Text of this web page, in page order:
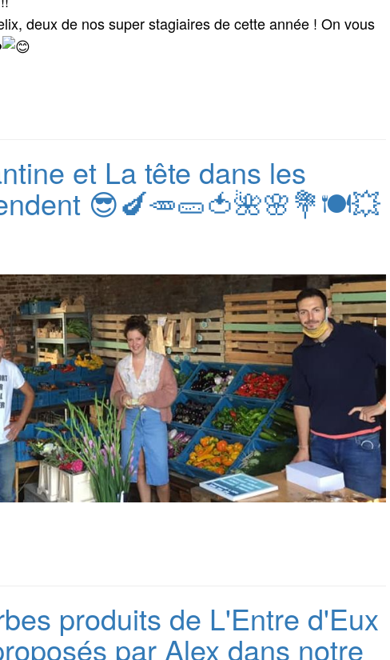
deux de nos super stagiaires de cette année ! On vous
et La tête dans les
😎🍆🥕🥒🍅🌺🌸💐🍽💥
produits de L'Entre d'Eux
par Alex dans notre